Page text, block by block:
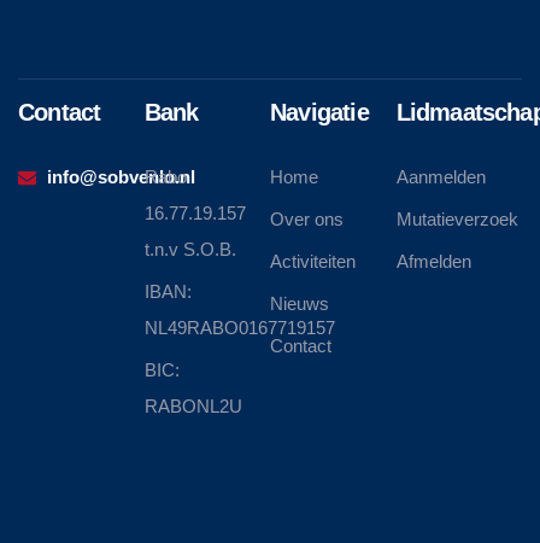
Contact
info@sobvenlo.nl
Bank
Rabo
16.77.19.157
t.n.v S.O.B.
IBAN:
NL49RABO0167719157
BIC:
RABONL2U
Navigatie
Home
Over ons
Activiteiten
Nieuws
Contact
Aanmelden
Mutatieverzoek
Afmelden